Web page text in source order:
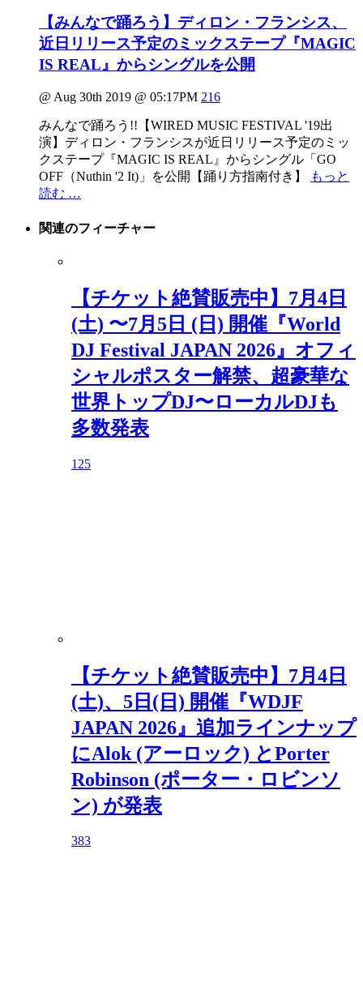
【みんなで踊ろう】ディロン・フランシス、
近日リリース予定のミックステープ『MAGIC
IS REAL』からシングルを公開
@ Aug 30th 2019 @ 05:17PM 216
みんなで踊ろう!!【WIRED MUSIC FESTIVAL '19出
演】ディロン・フランシスが近日リリース予定のミッ
クステープ『MAGIC IS REAL』からシングル「GO
OFF（Nuthin '2 It)」を公開【踊り方指南付き】
もっと
読む …
関連のフィーチャー
【チケット絶賛販売中】7月4日
(土) 〜7月5日 (日) 開催『World
DJ Festival JAPAN 2026』オフィ
シャルポスター解禁、超豪華な
世界トップDJ〜ローカルDJも
多数発表
125
【チケット絶賛販売中】7月4日
(土)、5日(日) 開催『WDJF
JAPAN 2026』追加ラインナップ
にAlok (アーロック) とPorter
Robinson (ポーター・ロビンソ
ン) が発表
383